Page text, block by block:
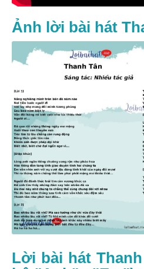
Ảnh lời bài hát
Lời bài hát